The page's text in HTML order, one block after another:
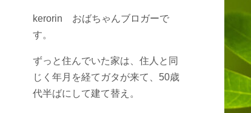
kerorin おばちゃんブロガーで
す。
ずっと住んでいた家は、住人と同
じく年月を経てガタが来て、50歳
代半ばにして建て替え。